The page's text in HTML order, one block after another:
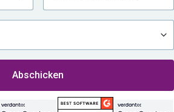
erkläre ich mich damit einverstanden, von